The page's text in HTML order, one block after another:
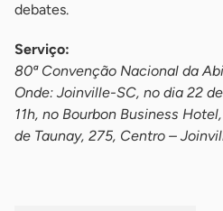
debates.
Serviço:
80ª Convenção Nacional da
Onde: Joinville-SC, no dia 22
11h, no Bourbon Business
de Taunay, 275, Centro –